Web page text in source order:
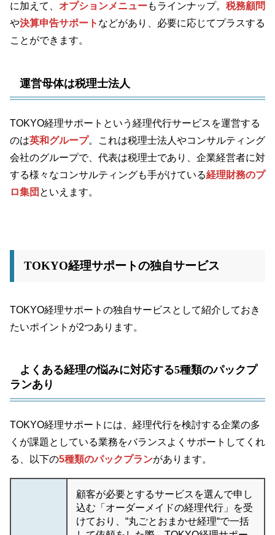
に加えて、 オプションメニューもラインナップ。 税務顧問
や決算申告サポート などがあり、必要に応じてプラスする
ことができます。
運営母体は税理士法人
TOKYO経理サポートという経理代行サービスを運営する
のは英和グループ。これは税理士法人やコンサルティング
会社のグループで、代表は税理士であり、企業経営者に対
する様々なコンサルティングも手がけている経理財務のプ
ロ集団 といえます。
TOKYO経理サポートの独自サービス
TOKYO経理サポートの独自サービスとして紹介しておき
たいポイントが2つあります。
よくある経理の悩みに対応する5種類のパックプ
ランあり
TOKYO経理サポートには、経理代行を検討する企業の多
くが課題としている業務をバランスよくサポートしてくれ
る、以下の5種類のパックプランがあります。
顧客が必要とするサービスを選んで申し
込む「オーダーメイドの経理代行」を受
けており、“丸ごとおまかせ経理“で一括